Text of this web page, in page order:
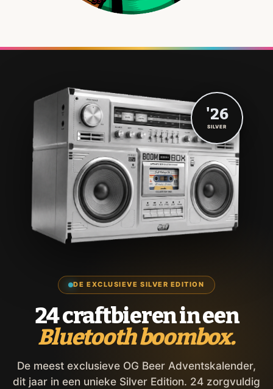
DE EXCLUSIEVE SILVER EDITION
24 craftbieren in een
Bluetooth boombox.
De meest exclusieve OG Beer Adventskalender,
dit jaar in een unieke Silver Edition. 24 zorgvuldig
'26
SILVER